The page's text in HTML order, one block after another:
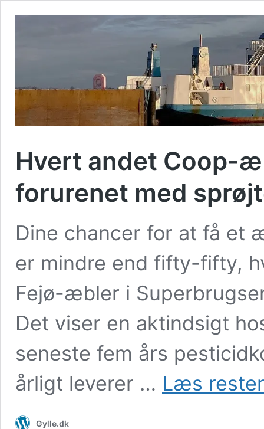
Hvert andet Coop-
forurenet med
Dine chancer for at få et
er mindre end fifty-fifty,
Fejø-æbler i
Det viser en aktindsigt
seneste fem års
årligt leverer … Læs
Gylle.dk